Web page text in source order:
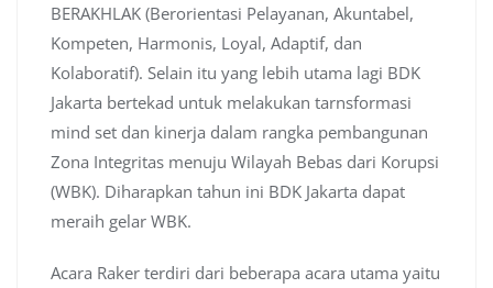
BERAKHLAK (Berorientasi Pelayanan, Akuntabel,
Kompeten, Harmonis, Loyal, Adaptif, dan
Kolaboratif). Selain itu yang lebih utama lagi BDK
Jakarta bertekad untuk melakukan tarnsformasi
mind set dan kinerja dalam rangka pembangunan
Zona Integritas menuju Wilayah Bebas dari Korupsi
(WBK). Diharapkan tahun ini BDK Jakarta dapat
meraih gelar WBK.
Acara Raker terdiri dari beberapa acara utama yaitu